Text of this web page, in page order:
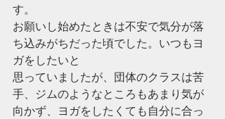
す。
お願いし始めたときは不安で気分が落
ち込みがちだった頃でした。いつもヨ
ガをしたいと
思っていましたが、団体のクラスは苦
手、ジムのようなところもあまり気が
向かず、ヨガをしたくても自分に合っ